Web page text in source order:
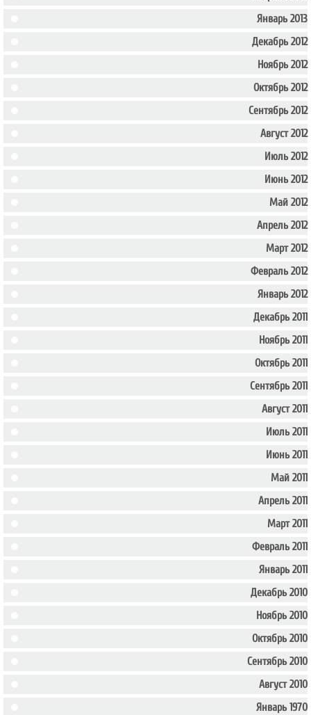
Январь 2013
Декабрь 2012
Ноябрь 2012
Октябрь 2012
Сентябрь 2012
Август 2012
Июль 2012
Июнь 2012
Май 2012
Апрель 2012
Март 2012
Февраль 2012
Январь 2012
Декабрь 2011
Ноябрь 2011
Октябрь 2011
Сентябрь 2011
Август 2011
Июль 2011
Июнь 2011
Май 2011
Апрель 2011
Март 2011
Февраль 2011
Январь 2011
Декабрь 2010
Ноябрь 2010
Октябрь 2010
Сентябрь 2010
Август 2010
Январь 1970